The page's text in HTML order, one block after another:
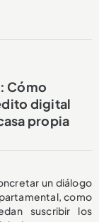
Cómo
digital
propia
un diálogo
como
suscribir los